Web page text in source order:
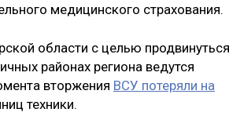
медицинского страхования.
области с целью продвинуться
районах региона ведутся
вторжения ВСУ потеряли на
техники.